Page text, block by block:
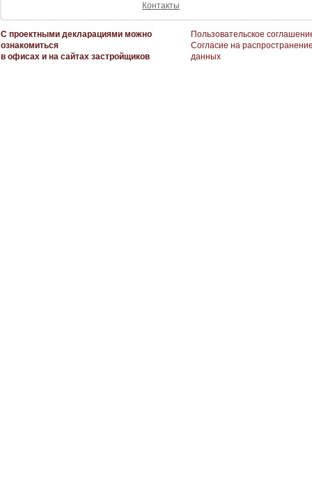
Контакты
С проектными декларациями можно
ознакомиться
в офисах и на сайтах застройщиков
Пользовательское
Согласие на
данных